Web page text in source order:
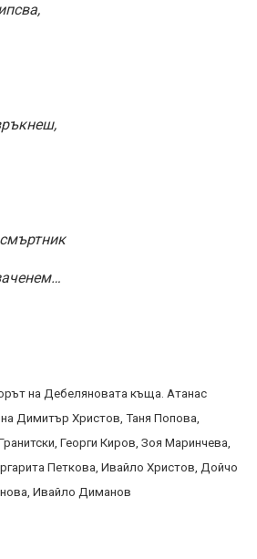
на Дебеляновата къща. Атанас
Димитър Христов, Таня Попова,
Георги Киров, Зоя Маринчева,
Петкова, Ивайло Христов, Дойчо
Ивайло Диманов